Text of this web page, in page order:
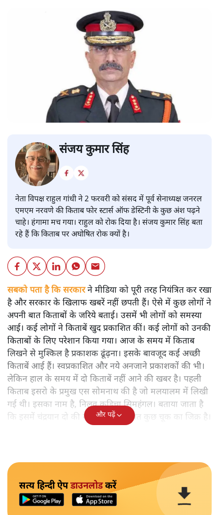
संजय कुमार सिंह
नेता विपक्ष राहुल गांधी ने 2 फरवरी को संसद में पूर्व सेनाध्यक्ष जनरल
एमएम नरवणे की किताब फोर स्टार्स ऑफ डेस्टिनी के कुछ अंश पढ़ने
चाहे। हंगामा मच गया। राहुल को रोक दिया है। संजय कुमार सिंह बता
रहे हैं कि किताब पर अघोषित रोक क्यों है।
सबको पता है कि सरकारने मीडिया को पूरी तरह नियंत्रित कर रखा
है और सरकार के खिलाफ खबरें नहीं छपती हैं। ऐसे में कुछ लोगों ने
अपनी बात किताबों के जरिये बताई। उसमें भी लोगों को समस्या
आई। कई लोगों ने किताबें खुद प्रकाशित कीं। कई लोगों को उनकी
किताबों के लिए परेशान किया गया। आज के समय में किताब
लिखने से मुश्किल है प्रकाशक ढूंढ़ना। इसके बावजूद कई अच्छी
किताबें आई हैं। स्वप्रकाशित और नये अनजाने प्रकाशकों की भी।
लेकिन हाल के समय में दो किताबें नहीं आने की खबर है। पहली
किताब इसरो के प्रमुख एस सोमनाथ की है जो मलयालम में लिखी
गई थी। इसका नाम है, निलवु कुडिचा सिमहंगल। बताया जाता है
कि इसमें चंद्रयान दो की नाकामी से संबंधित कुछ चूक का जिक्र है।
और पढ़ें
सत्य हिन्दी ऐपडाउनलोडकरें